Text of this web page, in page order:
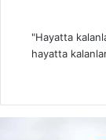
"Hayatta
hayatta